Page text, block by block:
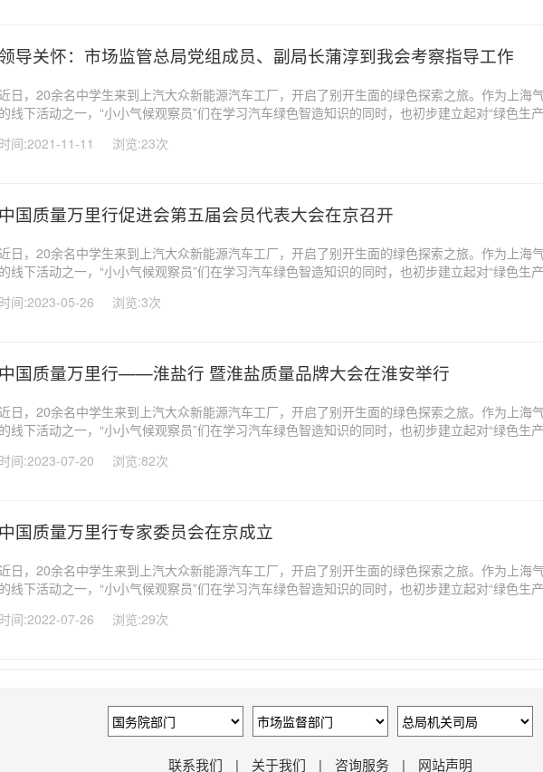
领导关怀：市场监管总局党组成员、副局长蒲淳到我会考察指导工作
日，20余名中学生来到上汽大众新能源汽车工厂，开启了别开生面的绿色探索之旅。作为上海
的线下活动之一，“小小气候观察员”们在学习汽车绿色智造知识的同时，也初步建立起对“绿色生产
持续发展已经成为国际社会共同关注的...
时间:2021-11-11 浏览:23次
中国质量万里行促进会第五届会员代表大会在京召开
日，20余名中学生来到上汽大众新能源汽车工厂，开启了别开生面的绿色探索之旅。作为上海
的线下活动之一，“小小气候观察员”们在学习汽车绿色智造知识的同时，也初步建立起对“绿色生产
持续发展已经成为国际社会共同关注的...
时间:2023-05-26 浏览:3次
中国质量万里行——淮盐行 暨淮盐质量品牌大会在淮安举行
日，20余名中学生来到上汽大众新能源汽车工厂，开启了别开生面的绿色探索之旅。作为上海
的线下活动之一，“小小气候观察员”们在学习汽车绿色智造知识的同时，也初步建立起对“绿色生产
持续发展已经成为国际社会共同关注的...
时间:2023-07-20 浏览:82次
中国质量万里行专家委员会在京成立
日，20余名中学生来到上汽大众新能源汽车工厂，开启了别开生面的绿色探索之旅。作为上海
的线下活动之一，“小小气候观察员”们在学习汽车绿色智造知识的同时，也初步建立起对“绿色生产
持续发展已经成为国际社会共同关注的...
时间:2022-07-26 浏览:29次
联系我们 | 关于我们 | 咨询服务 | 网站声明